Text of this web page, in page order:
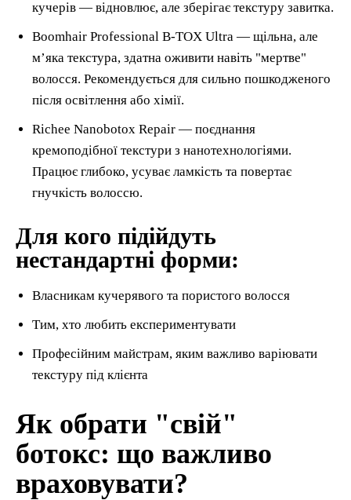
кучерів — відновлює, але зберігає текстуру завитка.
Boomhair Professional B-TOX Ultra — щільна, але
м’яка текстура, здатна оживити навіть "мертве"
волосся. Рекомендується для сильно пошкодженого
після освітлення або хімії.
Richee Nanobotox Repair — поєднання
кремоподібної текстури з нанотехнологіями.
Працює глибоко, усуває ламкість та повертає
гнучкість волоссю.
Для кого підійдуть
нестандартні форми:
Власникам кучерявого та пористого волосся
Тим, хто любить експериментувати
Професійним майстрам, яким важливо варіювати
текстуру під клієнта
Як обрати "свій"
ботокс: що важливо
враховувати?